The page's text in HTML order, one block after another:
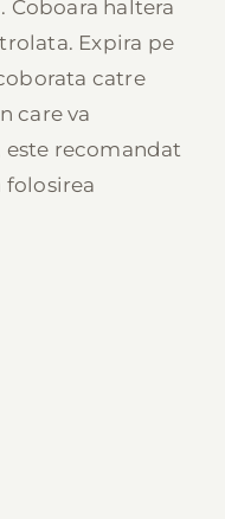
haltera
Expira pe
catre
care va
recomandat
folosirea